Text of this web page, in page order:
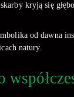
kryją się
od dawna
natury.